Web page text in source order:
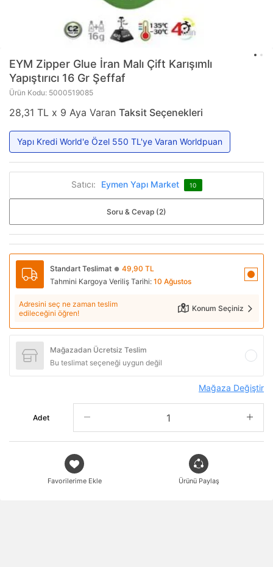
EYM Zipper Glue İran Malı Çift Karışımlı
Yapıştırıcı 16 Gr Şeffaf
Ürün Kodu: 5000519085
28,31 TL x 9 Aya Varan Taksit Seçenekleri
Yapı Kredi World'e Özel 550 TL'ye Varan Worldpuan
Satıcı: Eymen Yapı Market 10
Soru & Cevap (2)
Standart Teslimat ● 49,90 TL
Tahmini Kargoya Veriliş Tarihi: 10 Ağustos
Adresini seç ne zaman teslim
edileceğini öğren!
Konum Seçiniz
Mağazadan Ücretsiz Teslim
Bu teslimat seçeneği uygun değil
Mağaza Değiştir
Adet
Favorilerime Ekle Ürünü Paylaş